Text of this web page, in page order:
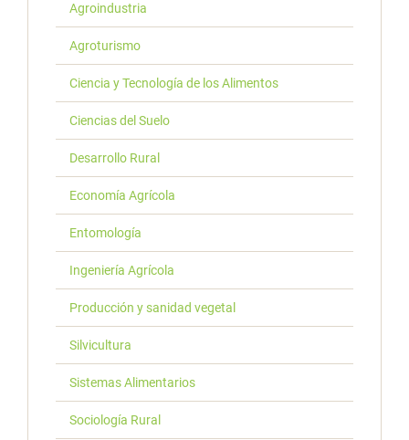
Agroindustria
Agroturismo
Ciencia y Tecnología de los Alimentos
Ciencias del Suelo
Desarrollo Rural
Economía Agrícola
Entomología
Ingeniería Agrícola
Producción y sanidad vegetal
Silvicultura
Sistemas Alimentarios
Sociología Rural